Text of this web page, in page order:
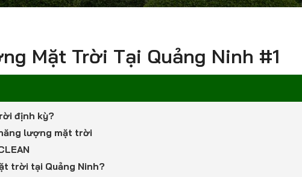
Mặt Trời Tại Quảng Ninh #1
định kỳ?
lượng mặt trời
trời tại Quảng Ninh?